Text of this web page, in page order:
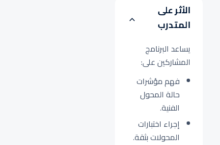
الأثر على
المتدرب
يساعد البرنامج
المشاركين على:
فهم مؤشرات
حالة المحول
الفنية.
إجراء اختبارات
المحولات بثقة.